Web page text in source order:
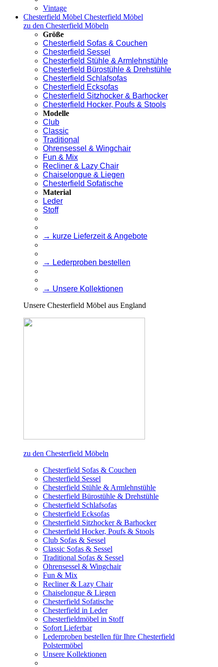
Vintage
Chesterfield Möbel Chesterfield Möbel
zu den Chesterfield Möbeln
Größe
Chesterfield Sofas & Couchen
Chesterfield Sessel
Chesterfield Stühle & Armlehnstühle
Chesterfield Bürostühle & Drehstühle
Chesterfield Schlafsofas
Chesterfield Ecksofas
Chesterfield Sitzhocker & Barhocker
Chesterfield Hocker, Poufs & Stools
Modelle
Club
Classic
Traditional
Ohrensessel & Wingchair
Fun & Mix
Recliner & Lazy Chair
Chaiselongue & Liegen
Chesterfield Sofatische
Material
Leder
Stoff
→ kurze Lieferzeit & Angebote
→ Lederproben bestellen
→ Unsere Kollektionen
Unsere Chesterfield Möbel aus England
zu den Chesterfield Möbeln
Chesterfield Sofas & Couchen
Chesterfield Sessel
Chesterfield Stühle & Armlehnstühle
Chesterfield Bürostühle & Drehstühle
Chesterfield Schlafsofas
Chesterfield Ecksofas
Chesterfield Sitzhocker & Barhocker
Chesterfield Hocker, Poufs & Stools
Club Sofas & Sessel
Classic Sofas & Sessel
Traditional Sofas & Sessel
Ohrensessel & Wingchair
Fun & Mix
Recliner & Lazy Chair
Chaiselongue & Liegen
Chesterfield Sofatische
Chesterfield in Leder
Chesterfieldmöbel in Stoff
Sofort Lieferbar
Lederproben bestellen für Ihre Chesterfield
Polstermöbel
Unsere Kollektionen